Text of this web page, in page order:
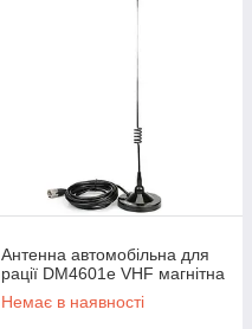
Антенна автомобільна для
рації DM4601e VHF магнітна
Немає в наявності